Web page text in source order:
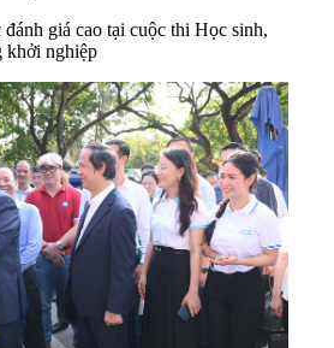
giá cao tại cuộc thi Học sinh,
khởi nghiệp